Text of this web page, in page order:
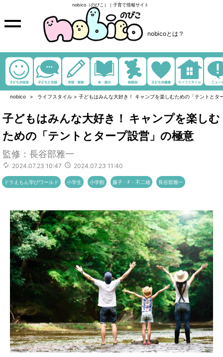
nobico（のびこ）｜子育て情報サイト
nobicoとは？
nobico ライフスタイル > 子どもはみんな大好き！ キャンプを楽しむための「テントとタ
子どもはみんな大好き！ キャンプを楽しむ
ための「テントとタープ設営」の極意
監修：長谷部雅一
2024.07.23 10:47 2024.07.23 11:40
ドラえもん学びワールド 小学生 小学館 藤子・F・不二雄 長谷部雅一